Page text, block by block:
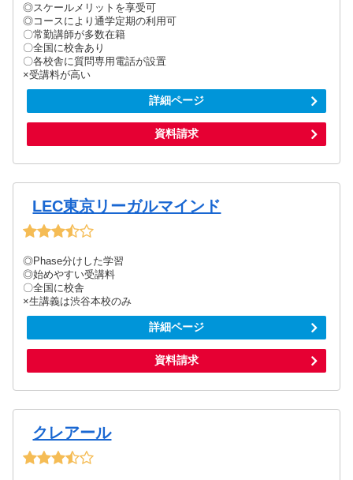
◎スケールメリットを享受可
◎コースにより通学定期の利用可
〇常勤講師が多数在籍
〇全国に校舎あり
〇各校舎に質問専用電話が設置
×受講料が高い
詳細ページ
資料請求
LEC東京リーガルマインド
◎Phase分けした学習
◎始めやすい受講料
〇全国に校舎
×生講義は渋谷本校のみ
詳細ページ
資料請求
クレアール